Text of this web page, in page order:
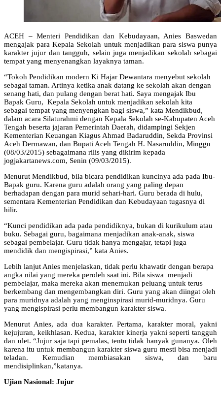
ACEH – Menteri Pendidikan dan Kebudayaan, Anies Baswedan
mengajak para Kepala Sekolah untuk menjadikan para siswa punya
karakter jujur dan tangguh, selain juga menjadikan sekolah sebagai
tempat yang menyenangkan layaknya taman.
“Tokoh Pendidikan modern Ki Hajar Dewantara menyebut sekolah
sebagai taman. Artinya ketika anak datang ke sekolah akan dengan
senang hati, dan pulang dengan berat hati. Saya mengajak Ibu
Bapak Guru, Kepala Sekolah untuk menjadikan sekolah kita
sebagai tempat yang menyengkan bagi siswa,” kata Mendikbud,
dalam acara Silaturahmi dengan Kepala Sekolah se-Kabupaten Aceh
Tengah beserta jajaran Pemerintah Daerah, didampingi Sekjen
Kementerian Keuangan Kiagus Ahmad Badaruddin, Sekda Provinsi
Aceh Dermawan, dan Bupati Aceh Tengah H. Nasaruddin, Minggu
(08/03/2015) sebagaimana rilis yang dikirim kepada
jogjakartanews.com, Senin (09/03/2015).
Menurut Mendikbud, bila bicara pendidikan kuncinya ada pada Ibu-
Bapak guru. Karena guru adalah orang yang paling depan
berhadapan dengan para murid sehari-hari. Guru berada di hulu,
sementara Kementerian Pendidikan dan Kebudayaan tugasnya di
hilir.
“Kunci pendidikan ada pada pendidiknya, bukan di kurikulum atau
buku. Sebagai guru, bagaimana menjadikan anak-anak, siswa
sebagai pembelajar. Guru tidak hanya mengajar, tetapi juga
mendidik dan mengispirasi,” kata Anies.
Lebih lanjut Anies menjelaskan, tidak perlu khawatir dengan berapa
angka nilai yang mereka peroleh saat ini. Bila siswa menjadi
pembelajar, maka mereka akan menemukan peluang untuk terus
berkembang dan mengembangkan diri. Guru yang akan diingat oleh
para muridnya adalah yang menginspirasi murid-muridnya. Guru
yang mengispirasi perlu membangun karakter siswa.
Menurut Anies, ada dua karakter. Pertama, karakter moral, yakni
kejujuran, keikhlasan. Kedua, karakter kinerja yakni seperti tangguh
dan ulet. “Jujur saja tapi pemalas, tentu tidak banyak gunanya. Oleh
karena itu untuk membangun karakter siswa guru mesti bisa menjadi
teladan. Kemudian membiasakan siswa, dan baru
mendisiplinkan,”katanya.
Ujian Nasional: Jujur